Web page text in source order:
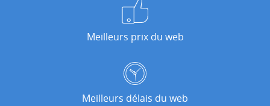
Meilleurs prix du web
Meilleurs délais du web